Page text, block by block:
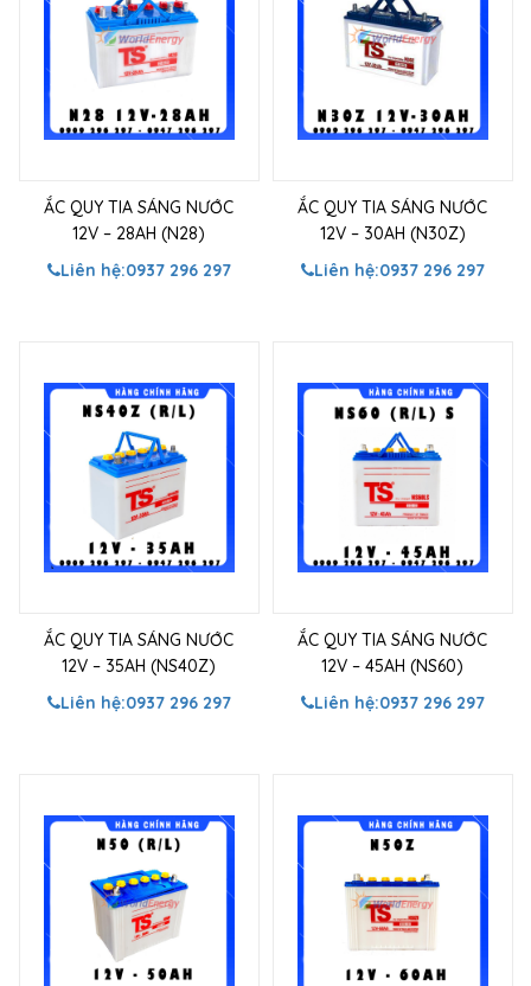
ẮC QUY TIA SÁNG NƯỚC
12V – 28AH (N28)
Liên hệ:0937 296 297
ẮC QUY TIA SÁNG NƯỚC
12V – 30AH (N30Z)
Liên hệ:0937 296 297
ẮC QUY TIA SÁNG NƯỚC
12V – 35AH (NS40Z)
Liên hệ:0937 296 297
ẮC QUY TIA SÁNG NƯỚC
12V – 45AH (NS60)
Liên hệ:0937 296 297